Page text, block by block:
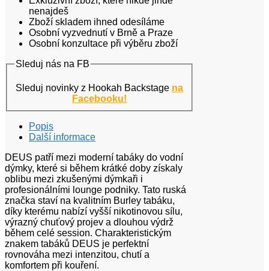
nenajdeš
Zboží skladem ihned odesíláme
Osobní vyzvednutí v Brně a Praze
Osobní konzultace při výběru zboží
Sleduj nás na FB
Sleduj novinky z Hookah Backstage na
Facebooku!
Popis
Další informace
DEUS patří mezi moderní tabáky do vodní
dýmky, které si během krátké doby získaly
oblibu mezi zkušenými dýmkaři i
profesionálními lounge podniky. Tato ruská
značka staví na kvalitním Burley tabáku,
díky kterému nabízí vyšší nikotinovou sílu,
výrazný chuťový projev a dlouhou výdrž
během celé session. Charakteristickým
znakem tabáků DEUS je perfektní
rovnováha mezi intenzitou, chutí a
komfortem při kouření.